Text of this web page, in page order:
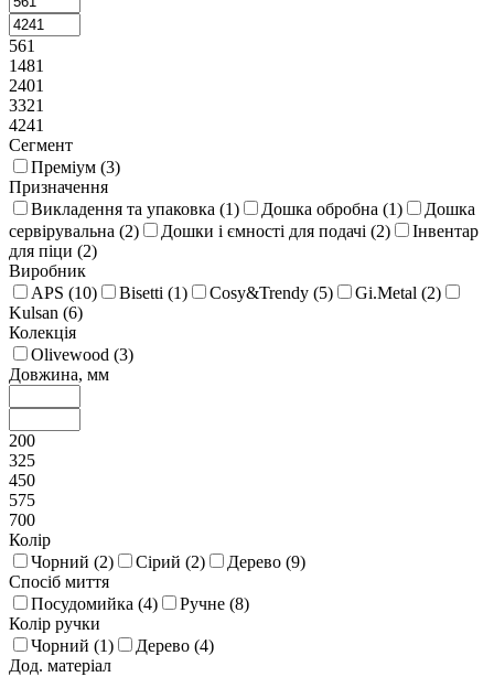
561
1481
2401
3321
4241
Сегмент
Преміум (3)
Призначення
Викладення та упаковка (1) Дошка обробна (1)
Дошка
сервірувальна (2) Дошки і ємності для подачі (2)
Інвентар
для піци (2)
Виробник
APS (10) Bisetti (1) Cosy&Trendy (5) Gi.Metal (2)
Kulsan (6)
Колекція
Olivewood (3)
Довжина, мм
200
325
450
575
700
Колір
Чорний (2) Сірий (2) Дерево (9)
Спосіб миття
Посудомийка (4) Ручне (8)
Колір ручки
Чорний (1) Дерево (4)
Дод. матеріал